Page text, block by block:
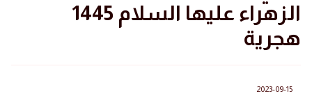
الزهراء عليها السلام 1445
هجرية
2023-09-15